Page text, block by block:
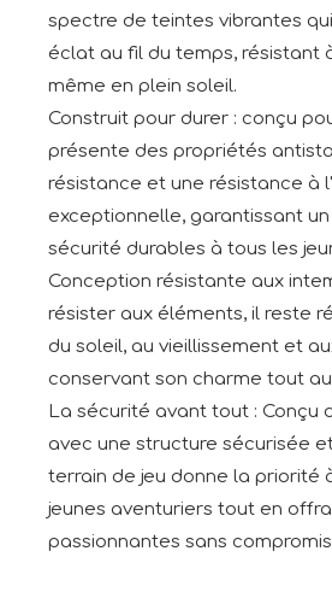
spectre de teintes vibrantes
éclat au fil du temps, résistant
même en plein soleil.
Construit pour durer : conçu
présente des propriétés
résistance et une résistance à
exceptionnelle, garantissant
sécurité durables à tous les
Conception résistante aux
résister aux éléments, il reste
du soleil, au vieillissement et
conservant son charme tout
La sécurité avant tout : Conçu
avec une structure sécurisée
terrain de jeu donne la priorité
jeunes aventuriers tout en
passionnantes sans